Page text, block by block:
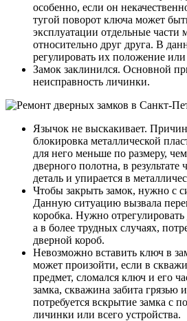
особенно, если он
тугой поворот ключа может
эксплуатации отдельные части
относительно друг друга. В
регулировать их положение
Замок заклинился. Основной
неисправность личинки.
Язычок не выскакивает.
блокировка металлической
для него меньше по размеру,
дверного полотна, в результате
деталь и упирается в
Чтобы закрыть замок, нужно с
Данную ситуацию вызвала
коробка. Нужно
а в более трудных случаях,
дверной короб.
Невозможно вставить ключ в
может произойти, если в
предмет, сломался ключ и его
замка, скважина забита грязью
потребуется вскрытие замка с
личинки или всего устройства.